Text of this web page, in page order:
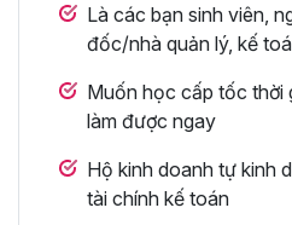
Là các bạn sinh viên,
đốc/nhà quản lý, kế
Muốn học cấp tốc thời
làm được ngay
Hộ kinh doanh tự kinh
tài chính kế toán